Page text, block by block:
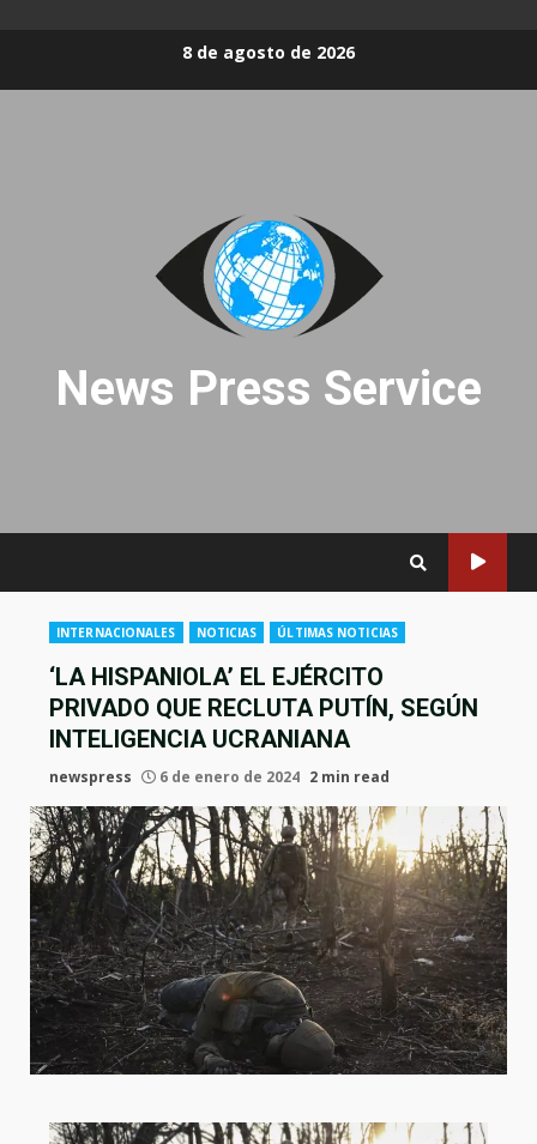
8 de agosto de 2026
News Press Service
INTERNACIONALES NOTICIAS ÚLTIMAS NOTICIAS
‘LA HISPANIOLA’ EL EJÉRCITO
PRIVADO QUE RECLUTA PUTÍN, SEGÚN
INTELIGENCIA UCRANIANA
newspress 6 de enero de 2024 2 min read